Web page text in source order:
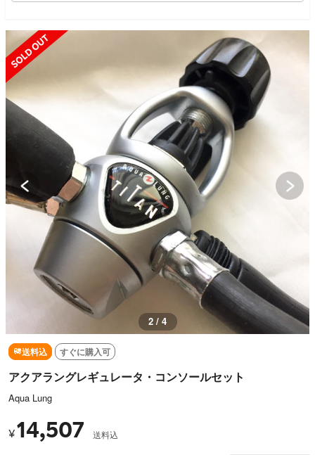
SOLD OUT
3 / 4
送料込 すぐに購入可
アクアラングレギュレータ・コンソールセット
Aqua Lung
¥14,507 送料込